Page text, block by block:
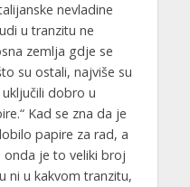
nevladine
u tranzitu ne
zemlja gdje se
su ostali, najviše su
dobro u
Kad se zna da je
papire za rad, a
je to veliki broj
ni u kakvom tranzitu,